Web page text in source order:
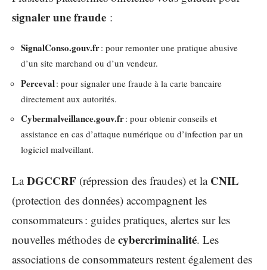
signaler une fraude :
SignalConso.gouv.fr: pour remonter une pratique abusive
d’un site marchand ou d’un vendeur.
Perceval: pour signaler une fraude à la carte bancaire
directement aux autorités.
Cybermalveillance.gouv.fr: pour obtenir conseils et
assistance en cas d’attaque numérique ou d’infection par un
logiciel malveillant.
LaDGCCRF (répression des fraudes) et la CNIL
(protection des données) accompagnent les
consommateurs : guides pratiques, alertes sur les
nouvelles méthodes de cybercriminalité. Les
associations de consommateurs restent également des